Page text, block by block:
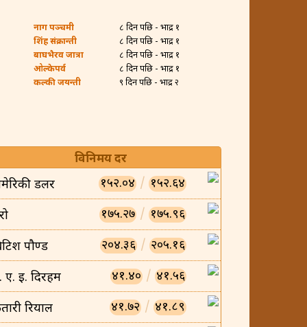
नाग पञ्चमी
८ दिन पछि - भाद्र १
शिंह संक्रान्ती
८ दिन पछि - भाद्र १
बाघभैरव जात्रा
८ दिन पछि - भाद्र १
ओल्केपर्व
८ दिन पछि - भाद्र १
कल्की जयन्ती
९ दिन पछि - भाद्र २
विनिमय दर
डलर १५२.०४ / १५२.६४
१७५.२७ / १७५.९६
पौण्ड २०४.३६ / २०५.१६
ए. इ. दिरहम ४१.४० / ४१.५६
रियाल ४१.७२ / ४१.८९